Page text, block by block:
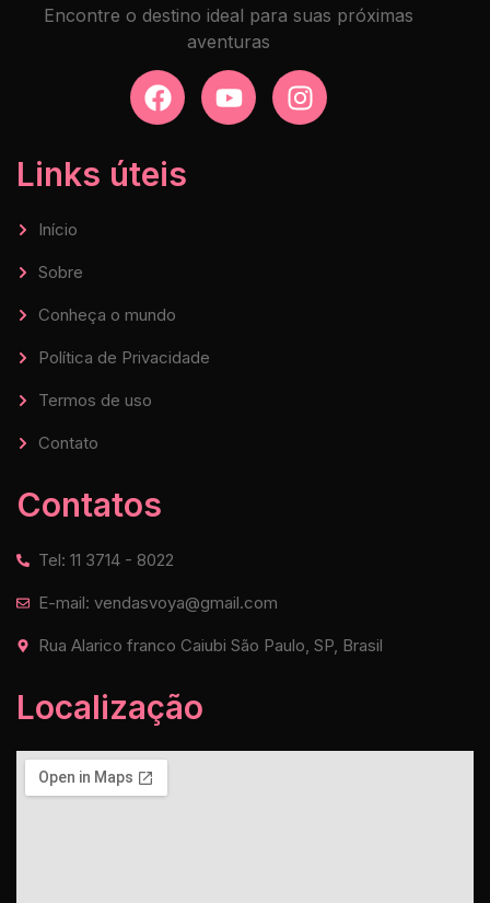
Encontre o destino ideal para suas próximas
aventuras
Links úteis
Início
Sobre
Conheça o mundo
Política de Privacidade
Termos de uso
Contato
Contatos
Tel: 11 3714 - 8022
E-mail: vendasvoya@gmail.com
Rua Alarico franco Caiubi São Paulo, SP, Brasil
Localização